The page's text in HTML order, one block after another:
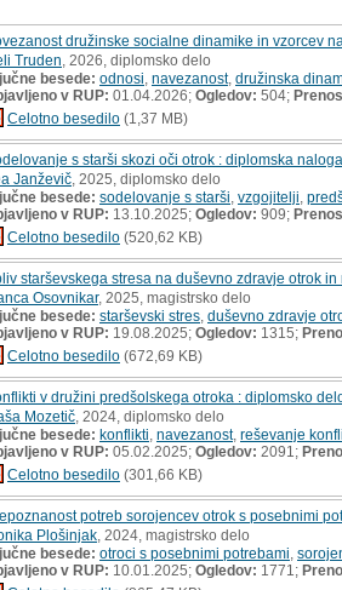
družinske socialne dinamike in vzorcev
Truden , 2026, diplomsko delo
besede: odnosi navezanost, družinska
v RUP: 01.04.2026; Ogledov: 504;
Celotno besedilo (1,37 MB)
s starši skozi oči otrok : diplomska naloga
Janževič , 2025, diplomsko delo
besede: sodelovanje s starši vzgojitelji
v RUP: 13.10.2025; Ogledov: 909;
Celotno besedilo (520,62 KB)
starševskega stresa na duševno zdravje otrok
Osovnikar, 2025, magistrsko delo
besede: starševski stres duševno zdravje
v RUP: 19.08.2025; Ogledov: 1315;
Celotno besedilo (672,69 KB)
v družini predšolskega otroka : diplomsko
Mozetič , 2024, diplomsko delo
besede: konflikti navezanost, reševanje
v RUP: 05.02.2025; Ogledov: 2091;
Celotno besedilo (301,66 KB)
potreb sorojencev otrok s posebnimi
Plošinjak , 2024, magistrsko delo
besede: otroci s posebnimi potrebami
v RUP: 10.01.2025; Ogledov: 1771;